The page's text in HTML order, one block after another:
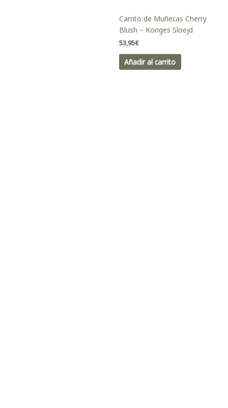
Carrito de Muñecas Cherry
Blush – Konges Sloejd
53,95€
Añadir al carrito